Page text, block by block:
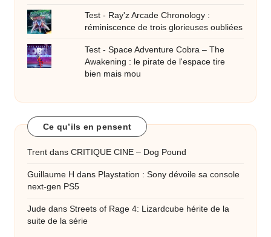
Test - Ray'z Arcade Chronology :
réminiscence de trois glorieuses oubliées
Test - Space Adventure Cobra – The
Awakening : le pirate de l'espace tire
bien mais mou
Ce qu’ils en pensent
Trent dans CRITIQUE CINE – Dog Pound
Guillaume H dans Playstation : Sony dévoile sa console
next-gen PS5
Jude dans Streets of Rage 4: Lizardcube hérite de la
suite de la série